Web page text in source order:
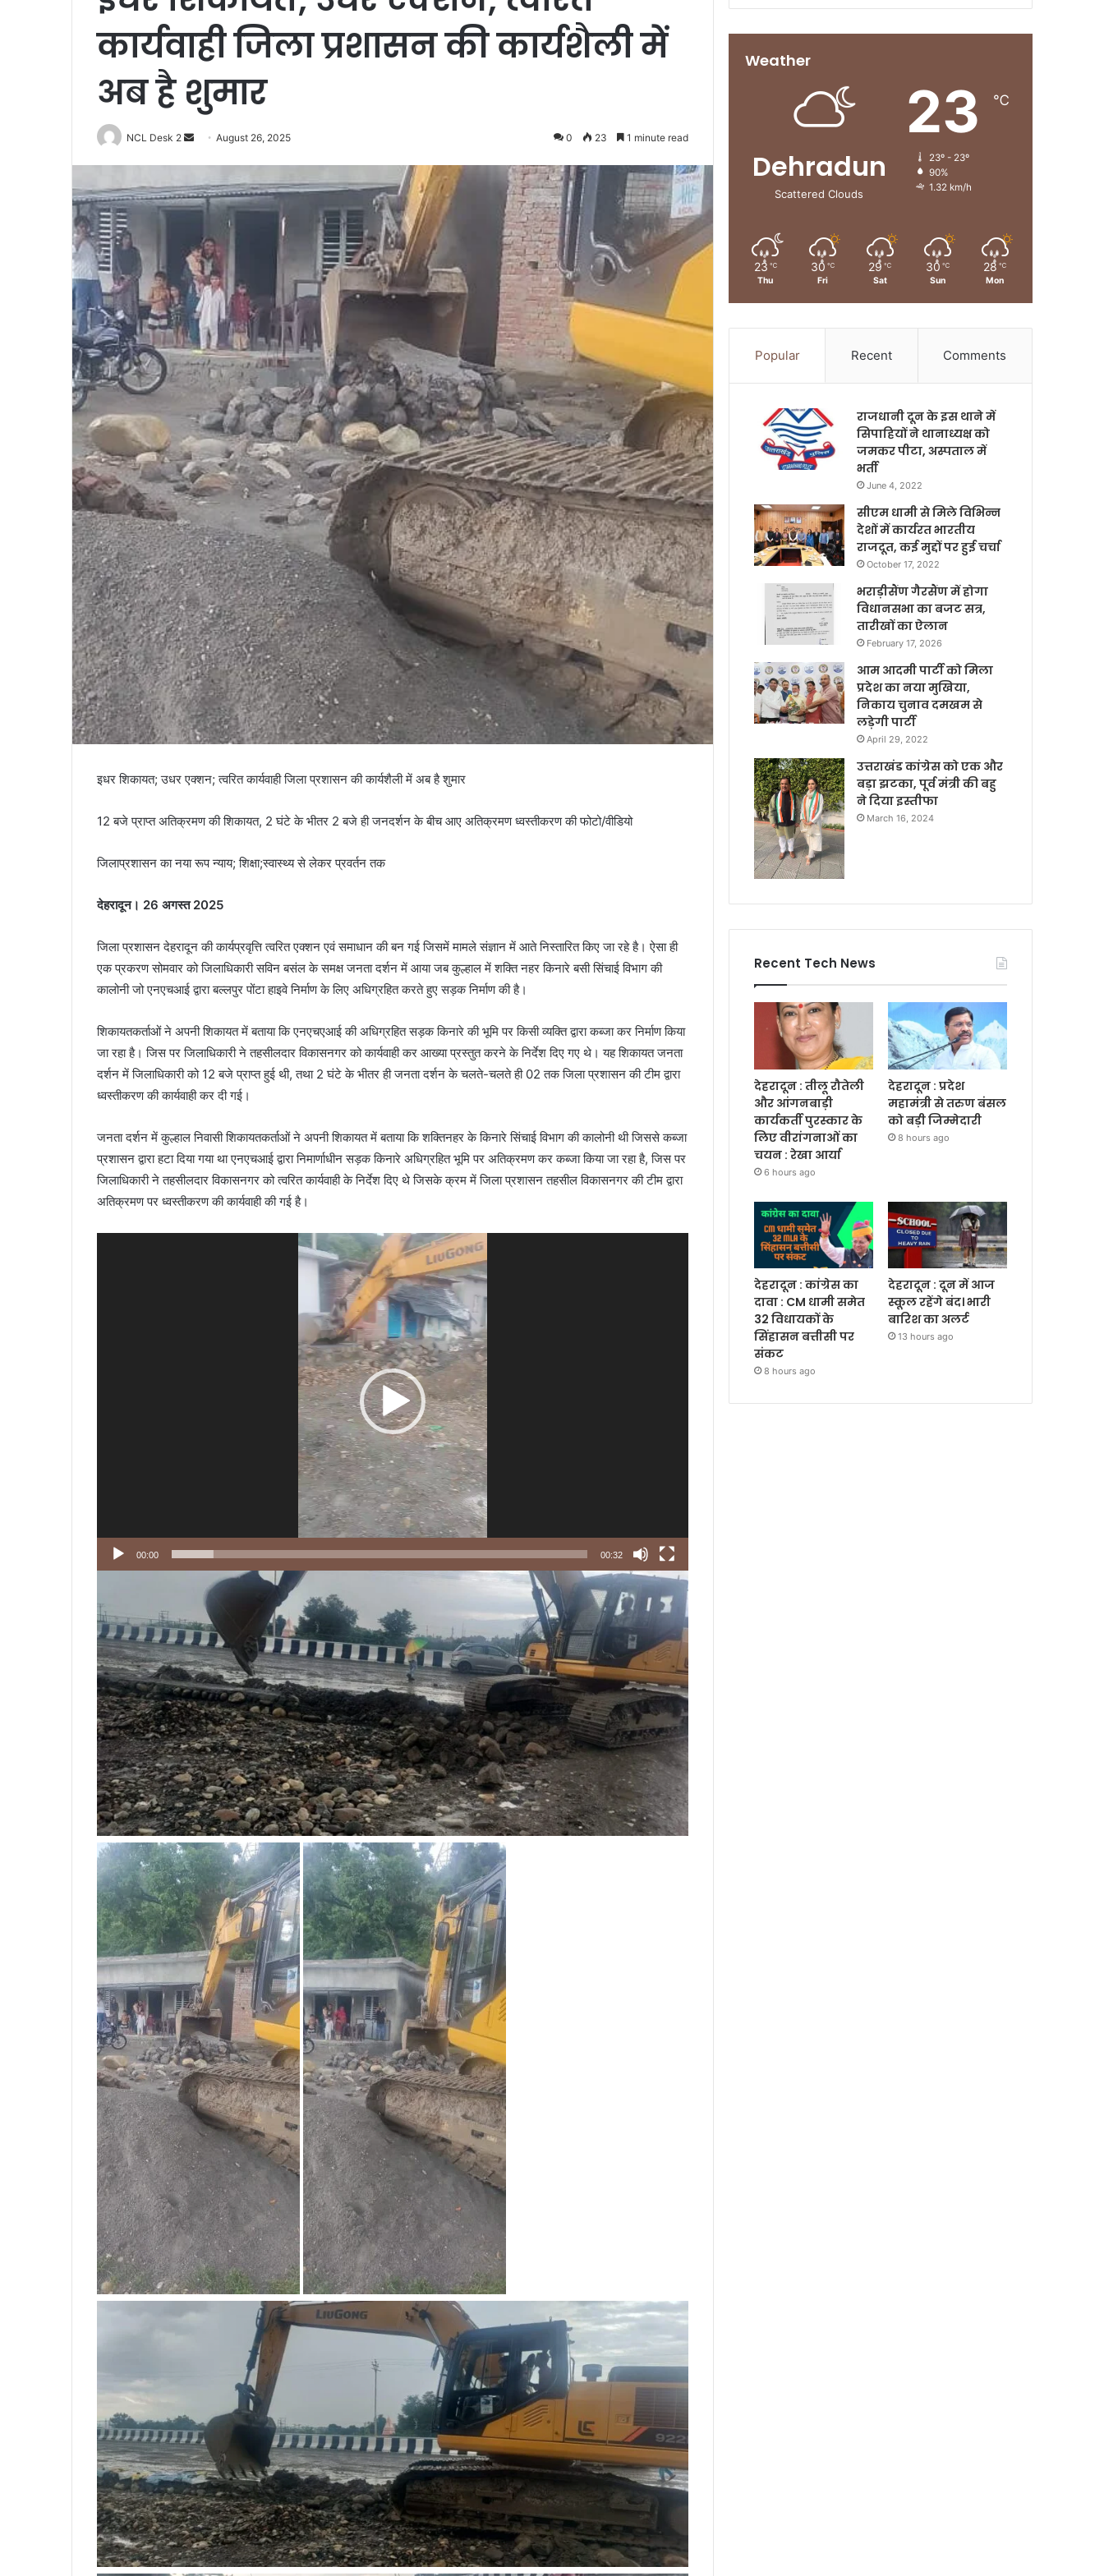
कार्यवाही जिला प्रशासन की कार्यशैली में
अब है शुमार
NCL Desk 2
d
e
m
a
i
August 26, 2025 0 23 1 minute read
इधर शिकायत; उधर एक्शन; त्वरित कार्यवाही जिला प्रशासन की कार्यशैली में अब है शुमार
12 बजे प्राप्त अतिक्रमण की शिकायत, 2 घंटे के भीतर 2 बजे ही जनदर्शन के बीच आए अतिक्रमण ध्वस्तीकरण की फोटो/वीडियो
जिलाप्रशासन का नया रूप न्याय; शिक्षा;स्वास्थ्य से लेकर प्रवर्तन तक
देहरादून। 26 अगस्त 2025
जिला प्रशासन देहरादून की कार्यप्रवृत्ति त्वरित एक्शन एवं समाधान की बन गई जिसमें मामले संज्ञान में आते निस्तारित किए जा रहे है। ऐसा ही
एक प्रकरण सोमवार को जिलाधिकारी सविन बसंल के समक्ष जनता दर्शन में आया जब कुल्हाल में शक्ति नहर किनारे बसी सिंचाई विभाग की
कालोनी जो एनएचआई द्वारा बल्लपुर पोंटा हाइवे निर्माण के लिए अधिग्रहित करते हुए सड़क निर्माण की है।
शिकायतकर्ताओं ने अपनी शिकायत में बताया कि एनएचएआई की अधिग्रहित सड़क किनारे की भूमि पर किसी व्यक्ति द्वारा कब्जा कर निर्माण किया
जा रहा है। जिस पर जिलाधिकारी ने तहसीलदार विकासनगर को कार्यवाही कर आख्या प्रस्तुत करने के निर्देश दिए गए थे। यह शिकायत जनता
दर्शन में जिलाधिकारी को 12 बजे प्राप्त हुई थी, तथा 2 घंटे के भीतर ही जनता दर्शन के चलते-चलते ही 02 तक जिला प्रशासन की टीम द्वारा
ध्वस्तीकरण की कार्यवाही कर दी गई।
जनता दर्शन में कुल्हाल निवासी शिकायतकर्ताओं ने अपनी शिकायत में बताया कि शक्तिनहर के किनारे सिंचाई विभाग की कालोनी थी जिससे कब्जा
प्रशासन द्वारा हटा दिया गया था एनएचआई द्वारा निमार्णाधीन सड़क किनारे अधिग्रहित भूमि पर अतिक्रमण कर कब्जा किया जा रहा है, जिस पर
जिलाधिकारी ने तहसीलदार विकासनगर को त्वरित कार्यवाही के निर्देश दिए थे जिसके क्रम में जिला प्रशासन तहसील विकासनगर की टीम द्वारा
अतिक्रमण पर ध्वस्तीकरण की कार्यवाही की गई है।
00:00 00:32
Weather
Dehradun
Scattered Clouds
23 ℃
23º - 23º
90%
1.32 km/h
23 ℃
Thu
30 ℃
Fri
29 ℃
Sat
30 ℃
Sun
28 ℃
Mon
Popular Recent Comments
राजधानी दून के इस थाने में
सिपाहियों ने थानाध्यक्ष को
जमकर पीटा, अस्पताल में
भर्ती
June 4, 2022
सीएम धामी से मिले विभिन्न
देशों में कार्यरत भारतीय
राजदूत, कई मुद्दों पर हुई चर्चा
October 17, 2022
भराड़ीसैंण गैरसैंण में होगा
विधानसभा का बजट सत्र,
तारीखों का ऐलान
February 17, 2026
आम आदमी पार्टी को मिला
प्रदेश का नया मुखिया,
निकाय चुनाव दमखम से
लड़ेगी पार्टी
April 29, 2022
उत्तराखंड कांग्रेस को एक और
बड़ा झटका, पूर्व मंत्री की बहु
ने दिया इस्तीफा
March 16, 2024
Recent Tech News
देहरादून : तीलू रौतेली
और आंगनबाड़ी
कार्यकर्ती पुरस्कार के
लिए वीरांगनाओं का
चयन : रेखा आर्या
6 hours ago
देहरादून : प्रदेश
महामंत्री से तरुण बंसल
को बड़ी जिम्मेदारी
8 hours ago
देहरादून : कांग्रेस का
दावा : CM धामी समेत
32 विधायकों के
सिंहासन बत्तीसी पर
संकट
8 hours ago
देहरादून : दून में आज
स्कूल रहेंगे बंद। भारी
बारिश का अलर्ट
13 hours ago